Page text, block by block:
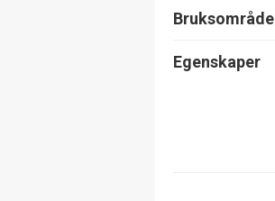
Bruksområde
Egenskaper